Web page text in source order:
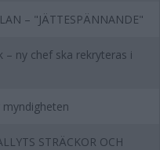
– "JÄTTESPÄNNANDE"
– ny chef ska rekryteras i
STRÄCKOR OCH